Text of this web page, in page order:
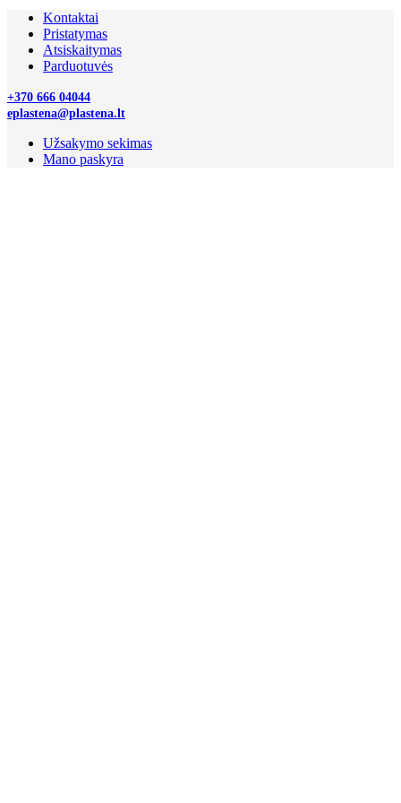
Kontaktai
Pristatymas
Atsiskaitymas
Parduotuvės
+370 666 04044
eplastena@plastena.lt
Užsakymo sekimas
Mano paskyra